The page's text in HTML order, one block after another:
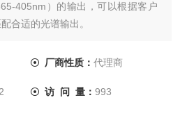
405nm）的输出，可以根据客户
合适的光谱输出。
厂商性质： 代理商
访 问 量： 993